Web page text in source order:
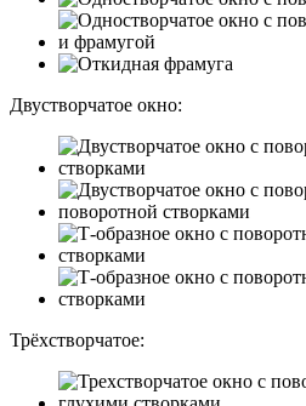
Двустворчатое окно:
Трёхстворчатое: